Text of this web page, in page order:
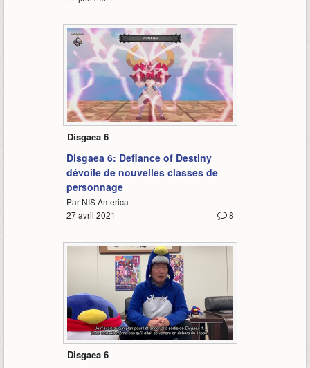
1:28
Disgaea 6
Disgaea 6: Defiance of Destiny
dévoile de nouvelles classes de
personnage
Par NIS America
8
27 avril 2021
2:55
Disgaea 6